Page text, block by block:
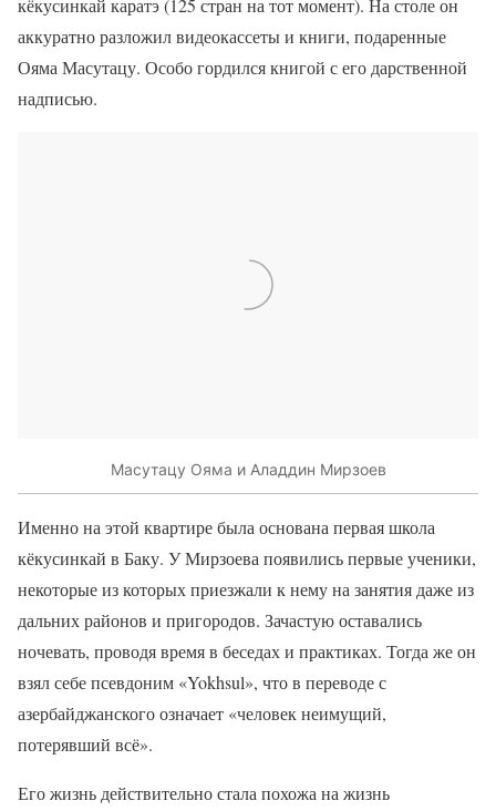
аккуратно разложил видеокассеты и книги, подаренные
Ояма Масутацу. Особо гордился книгой с его дарственной
надписью.
Масутацу Ояма и Аладдин Мирзоев
Именно на этой квартире была основана первая школа
кёкусинкай в Баку. У Мирзоева появились первые ученики,
некоторые из которых приезжали к нему на занятия даже из
дальних районов и пригородов. Зачастую оставались
ночевать, проводя время в беседах и практиках. Тогда же он
взял себе псевдоним «Yokhsul», что в переводе с
азербайджанского означает «человек неимущий,
потерявший всё».
Его жизнь действительно стала похожа на жизнь